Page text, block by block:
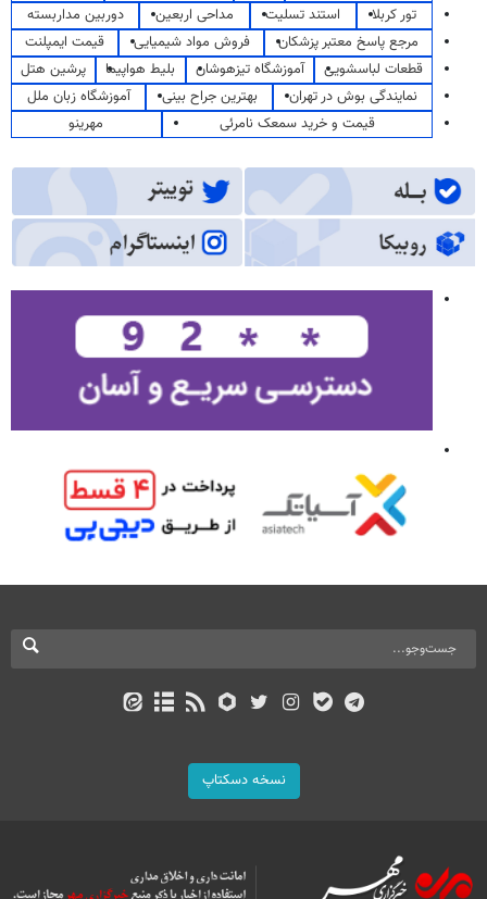
تور کربلا
استند تسلیت مداحی اربعین
دوربین مداربسته
مرجع پاسخ معتبر پزشکان
فروش مواد شیمیایی
قیمت ایمپلنت
قطعات لباسشویی
آموزشگاه تیزهوشان بلیط هواپیما
پرشین هتل
نمایندگی بوش در تهران
بهترین جراح بینی
آموزشگاه زبان ملل
قیمت و خرید سمعک نامرئی
مهرینو
نسخه دسکتاپ